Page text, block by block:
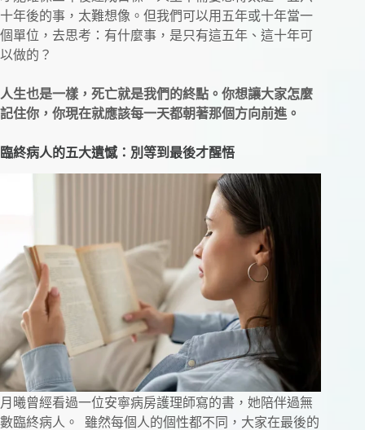
十年後的事，太難想像。但我們可以用五年或十年當一
個單位，去思考：有什麼事，是只有這五年、這十年可
以做的？
人生也是一樣，死亡就是我們的終點。你想讓大家怎麼
記住你，你現在就應該每一天都朝著那個方向前進。
臨終病人的五大遺憾：別等到最後才醒悟
月曦曾經看過一位安寧病房護理師寫的書，她陪伴過無
數臨終病人。 雖然每個人的個性都不同，大家在最後的